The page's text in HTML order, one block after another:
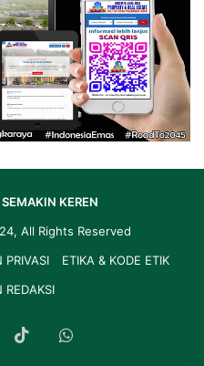
KEREN
All Rights Reserved
PRIVASI
ETIKA & KODE ETIK
REDAKSI
TikTokWhatsApp